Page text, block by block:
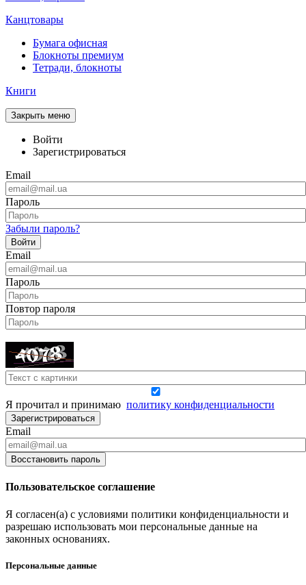
Канцтовары
Бумага офисная
Блокноты премиум
Тетради, блокноты
Книги
Закрыть меню
Войти
Зарегистрироваться
Email
Пароль
Забыли пароль?
Войти
Email
Пароль
Повтор пароля
Я прочитал и принимаю политику конфиденциальности
Зарегистрироваться
Email
Восстановить пароль
Пользовательское соглашение
Я согласен(а) с условиями политики конфиденциальности и
разрешаю использовать мои персональные данные на
законных основаниях.
Персональные данные